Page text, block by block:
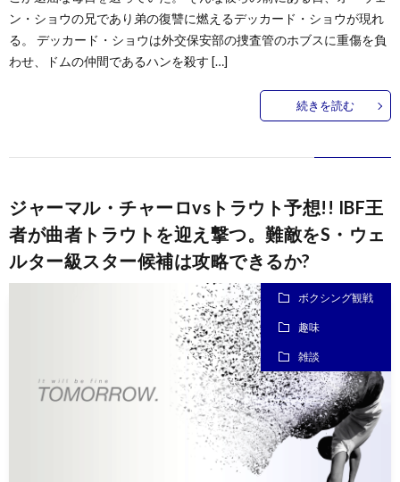
ン・ショウの兄であり弟の復讐に燃えるデッカード・ショウが現れ
る。 デッカード・ショウは外交保安部の捜査管のホブスに重傷を負
わせ、ドムの仲間であるハンを殺す […]
続きを読む
ジャーマル・チャーロvsトラウト予想!! IBF王
者が曲者トラウトを迎え撃つ。難敵をS・ウェ
ルター級スター候補は攻略できるか?
ボクシング観戦
趣味
雑談